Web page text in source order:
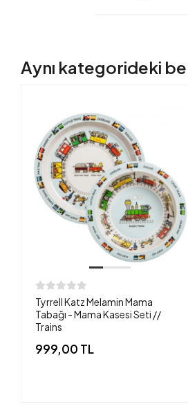
Aynı kategorideki
Tyrrell Katz Melamin Mama
Tabağı - Mama Kasesi Seti //
Trains
999,00 TL